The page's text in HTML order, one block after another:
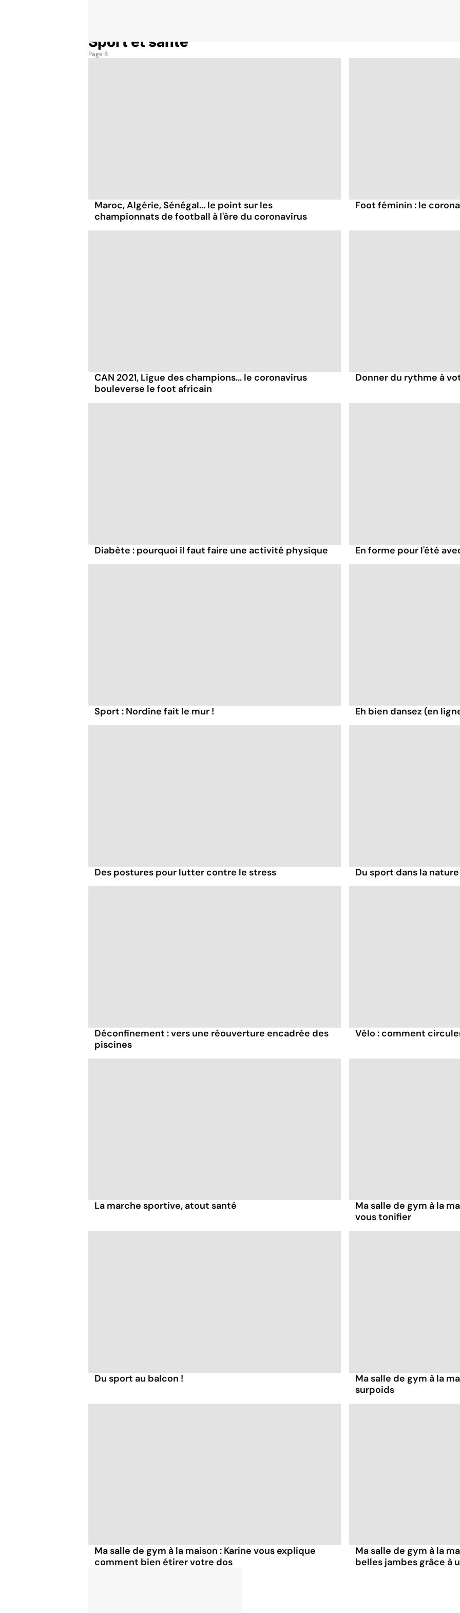
Sport et santé
Page 8
Maroc, Algérie, Sénégal... le point sur les
championnats de football à l'ère du coronavirus
Foot féminin : le
CAN 2021, Ligue des champions... le coronavirus
bouleverse le foot africain
Donner du rythme à
Diabète : pourquoi il faut faire une activité physique En forme pour l'été
Sport : Nordine fait le mur ! Eh bien dansez (en
Des postures pour lutter contre le stress Du sport dans la nature
Déconfinement : vers une réouverture encadrée des
piscines
Vélo : comment
La marche sportive, atout santé
Ma salle de gym à la
vous tonifier
Du sport au balcon !
Ma salle de gym à la
surpoids
Ma salle de gym à la maison : Karine vous explique
comment bien étirer votre dos
Ma salle de gym à la
belles jambes grâce à